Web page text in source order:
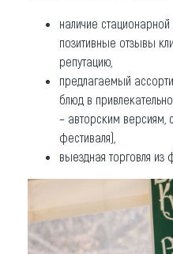
наличие
позитивные отзывы
репутацию,
предлагаемый
блюд в
– авторским версиям,
фестиваля),
выездная торговля из